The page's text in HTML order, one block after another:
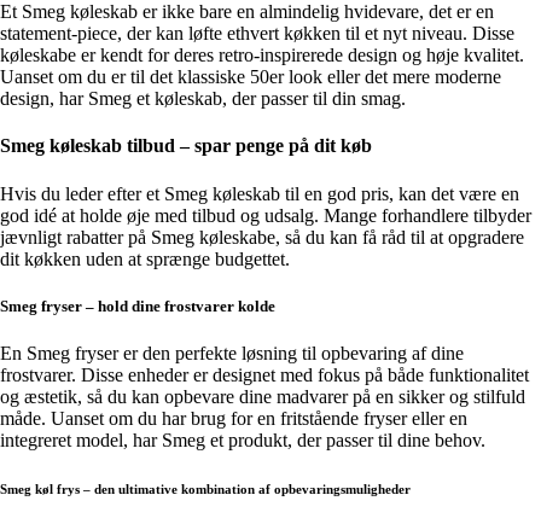
Et Smeg køleskab er ikke bare en almindelig hvidevare, det er en
statement-piece, der kan løfte ethvert køkken til et nyt niveau. Disse
køleskabe er kendt for deres retro-inspirerede design og høje kvalitet.
Uanset om du er til det klassiske 50er look eller det mere moderne
design, har Smeg et køleskab, der passer til din smag.
Smeg køleskab tilbud – spar penge på dit køb
Hvis du leder efter et Smeg køleskab til en god pris, kan det være en
god idé at holde øje med tilbud og udsalg. Mange forhandlere tilbyder
jævnligt rabatter på Smeg køleskabe, så du kan få råd til at opgradere
dit køkken uden at sprænge budgettet.
Smeg fryser – hold dine frostvarer kolde
En Smeg fryser er den perfekte løsning til opbevaring af dine
frostvarer. Disse enheder er designet med fokus på både funktionalitet
og æstetik, så du kan opbevare dine madvarer på en sikker og stilfuld
måde. Uanset om du har brug for en fritstående fryser eller en
integreret model, har Smeg et produkt, der passer til dine behov.
Smeg køl frys – den ultimative kombination af opbevaringsmuligheder